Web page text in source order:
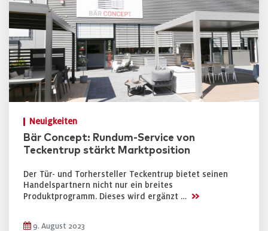
Neuigkeiten
Bär Concept: Rundum-Service von
Teckentrup stärkt Marktposition
Der Tür- und Torhersteller Teckentrup bietet seinen
Handelspartnern nicht nur ein breites
Produktprogramm. Dieses wird ergänzt … >>
9. August 2023